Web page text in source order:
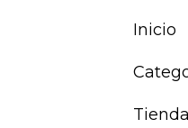
Inicio